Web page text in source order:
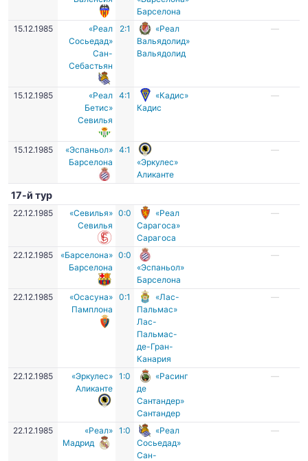
Барселона
15.12.1985
«Реал
Сосьедад»
Сан-
Себастьян
2:1
«Реал
Вальядолид»
Вальядолид
—
15.12.1985
«Реал
Бетис»
Севилья
4:1
«Кадис»
Кадис
—
15.12.1985
«Эспаньол»
Барселона
4:1
«Эркулес»
Аликанте
—
17-й тур
22.12.1985
«Севилья»
Севилья
0:0
«Реал
Сарагоса»
Сарагоса
—
22.12.1985
«Барселона»
Барселона
0:0
«Эспаньол»
Барселона
—
22.12.1985
«Осасуна»
Памплона
0:1
«Лас-
Пальмас»
Лас-
Пальмас-
де-Гран-
Канария
—
22.12.1985
«Эркулес»
Аликанте
1:0
«Расинг
де
Сантандер»
Сантандер
—
22.12.1985
«Реал»
Мадрид
1:0
«Реал
Сосьедад»
Сан-
—